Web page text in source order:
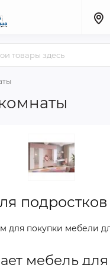
подростков
для покупки мебели
мебель для